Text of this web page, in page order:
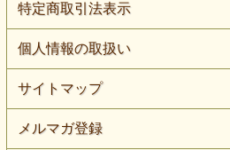
特定商取引法表示
個人情報の取扱い
サイトマップ
メルマガ登録